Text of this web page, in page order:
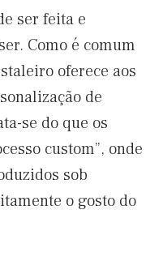
ser feita e
Como é comum
oferece aos
de
se do que os
custom”, onde
sob
o gosto do